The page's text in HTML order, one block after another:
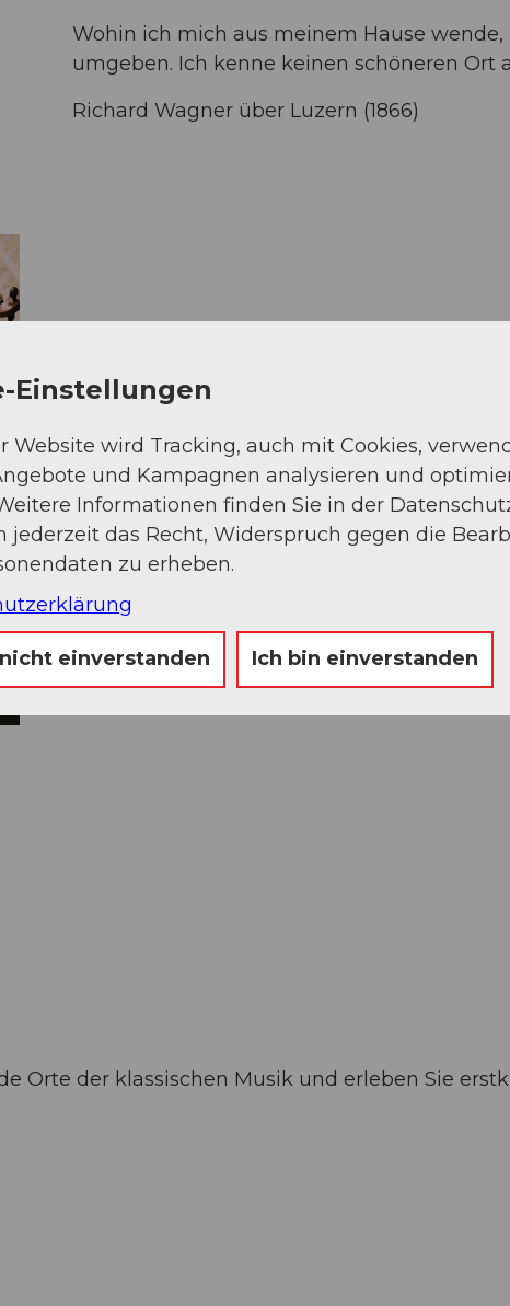
Wohin ich mich aus meinem Hause
umgeben. Ich kenne keinen schöneren Ort
Richard Wagner über Luzern (1866)
bis hin zu farbenfrohen Fasnachtsfeiern
Besucher aus aller Welt anziehen. Tauchen
Momente in der Musikstadt Luzern.
Orte der klassischen Musik und erleben Sie
Einstellungen
Website wird Tracking, auch mit Cookies,
und Kampagnen analysieren und
Informationen finden Sie in der
jederzeit das Recht, Widerspruch gegen die
zu erheben.
einverstanden Ich bin einverstanden